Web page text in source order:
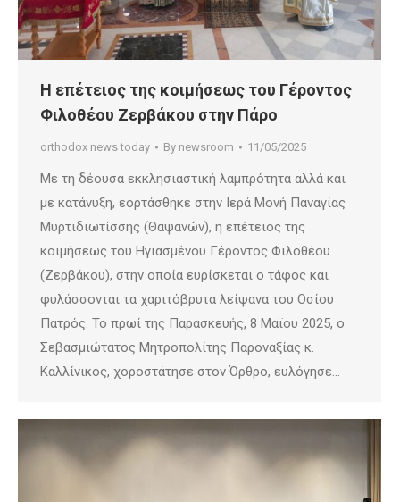
Η επέτειος της κοιμήσεως του Γέροντος
Φιλοθέου Ζερβάκου στην Πάρο
orthodox news today By newsroom 11/05/2025
Με τη δέουσα εκκλησιαστική λαμπρότητα αλλά και
με κατάνυξη, εορτάσθηκε στην Ιερά Μονή Παναγίας
Μυρτιδιωτίσσης (Θαψανών), η επέτειος της
κοιμήσεως του Ηγιασμένου Γέροντος Φιλοθέου
(Ζερβάκου), στην οποία ευρίσκεται ο τάφος και
φυλάσσονται τα χαριτόβρυτα λείψανα του Οσίου
Πατρός. Το πρωί της Παρασκευής, 8 Μαϊου 2025, ο
Σεβασμιώτατος Μητροπολίτης Παροναξίας κ.
Καλλίνικος, χοροστάτησε στον Όρθρο, ευλόγησε…